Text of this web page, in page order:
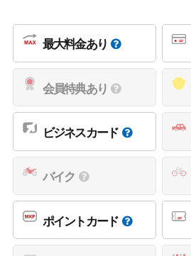
最大料金あり
会員特典あり
ビジネスカード
バイク
ポイントカード